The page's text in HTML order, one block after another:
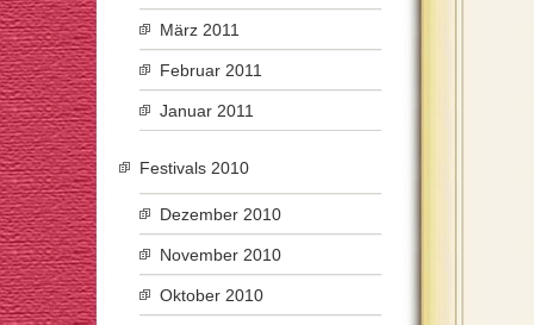
März 2011
Februar 2011
Januar 2011
Festivals 2010
Dezember 2010
November 2010
Oktober 2010